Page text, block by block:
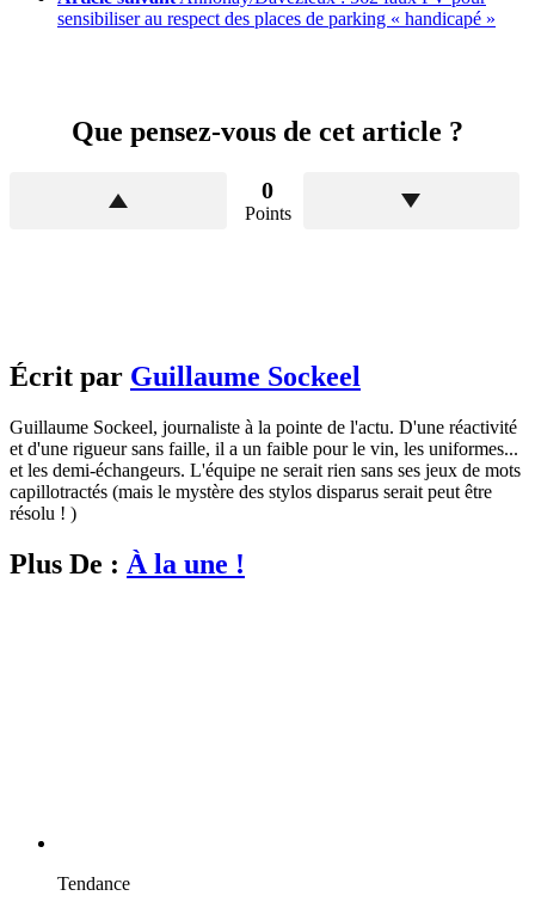
sensibiliser au respect des places de parking « handicapé »
Que pensez-vous de cet article ?
0
Points
Écrit par Guillaume Sockeel
Guillaume Sockeel, journaliste à la pointe de l'actu. D'une réactivité
et d'une rigueur sans faille, il a un faible pour le vin, les uniformes...
et les demi-échangeurs. L'équipe ne serait rien sans ses jeux de mots
capillotractés (mais le mystère des stylos disparus serait peut être
résolu ! )
Plus De : À la une !
Tendance